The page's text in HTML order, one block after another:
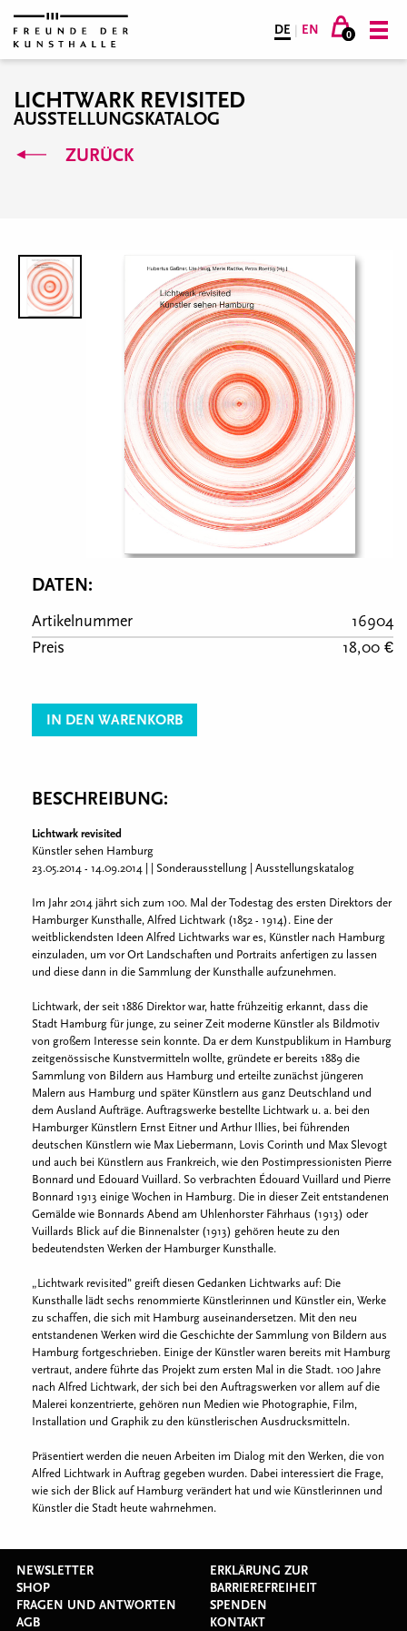
DE | EN 0
LICHTWARK REVISITED
AUSSTELLUNGSKATALOG
ZURÜCK
DATEN:
Artikelnummer
16904
Preis
18,00 €
IN DEN WARENKORB
BESCHREIBUNG:
Lichtwark revisited
Künstler sehen Hamburg
23.05.2014 - 14.09.2014 | | Sonderausstellung | Ausstellungskatalog
Im Jahr 2014 jährt sich zum 100. Mal der Todestag des ersten Direktors der
Hamburger Kunsthalle, Alfred Lichtwark (1852 - 1914). Eine der
weitblickendsten Ideen Alfred Lichtwarks war es, Künstler nach Hamburg
einzuladen, um vor Ort Landschaften und Portraits anfertigen zu lassen
und diese dann in die Sammlung der Kunsthalle aufzunehmen.
Lichtwark, der seit 1886 Direktor war, hatte frühzeitig erkannt, dass die
Stadt Hamburg für junge, zu seiner Zeit moderne Künstler als Bildmotiv
von großem Interesse sein konnte. Da er dem Kunstpublikum in Hamburg
zeitgenössische Kunstvermitteln wollte, gründete er bereits 1889 die
Sammlung von Bildern aus Hamburg und erteilte zunächst jüngeren
Malern aus Hamburg und später Künstlern aus ganz Deutschland und
dem Ausland Aufträge. Auftragswerke bestellte Lichtwark u. a. bei den
Hamburger Künstlern Ernst Eitner und Arthur Illies, bei führenden
deutschen Künstlern wie Max Liebermann, Lovis Corinth und Max Slevogt
und auch bei Künstlern aus Frankreich, wie den Postimpressionisten Pierre
Bonnard und Edouard Vuillard. So verbrachten Édouard Vuillard und Pierre
Bonnard 1913 einige Wochen in Hamburg. Die in dieser Zeit entstandenen
Gemälde wie Bonnards Abend am Uhlenhorster Fährhaus (1913) oder
Vuillards Blick auf die Binnenalster (1913) gehören heute zu den
bedeutendsten Werken der Hamburger Kunsthalle.
„Lichtwark revisited" greift diesen Gedanken Lichtwarks auf: Die
Kunsthalle lädt sechs renommierte Künstlerinnen und Künstler ein, Werke
zu schaffen, die sich mit Hamburg auseinandersetzen. Mit den neu
entstandenen Werken wird die Geschichte der Sammlung von Bildern aus
Hamburg fortgeschrieben. Einige der Künstler waren bereits mit Hamburg
vertraut, andere führte das Projekt zum ersten Mal in die Stadt. 100 Jahre
nach Alfred Lichtwark, der sich bei den Auftragswerken vor allem auf die
Malerei konzentrierte, gehören nun Medien wie Photographie, Film,
Installation und Graphik zu den künstlerischen Ausdrucksmitteln.
Präsentiert werden die neuen Arbeiten im Dialog mit den Werken, die von
Alfred Lichtwark in Auftrag gegeben wurden. Dabei interessiert die Frage,
wie sich der Blick auf Hamburg verändert hat und wie Künstlerinnen und
Künstler die Stadt heute wahrnehmen.
NEWSLETTER
SHOP
FRAGEN UND ANTWORTEN
AGB
ERKLÄRUNG ZUR
BARRIEREFREIHEIT
SPENDEN
KONTAKT